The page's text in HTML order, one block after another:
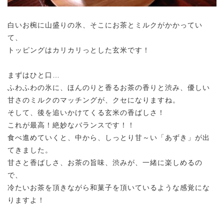
白いお椀に山盛りの氷、そこにお茶とミルクがかかってい
て、
トッピングはカリカリっとした玄米です！
まずはひと口…
ふわふわの氷に、ほんのりと香るお茶の香りと渋み、優しい
甘さのミルクのマッチングが、クセになりますね。
そして、後を追いかけてくる玄米の香ばしさ！
これが最高！絶妙なバランスです！！
食べ進めていくと、中から、しっとり甘～い「あずき」が出
てきました。
甘さと香ばしさ、お茶の旨味、渋みが、一緒に楽しめるの
で、
冷たいお茶を頂きながら和菓子を頂いているような感覚にな
りますよ！